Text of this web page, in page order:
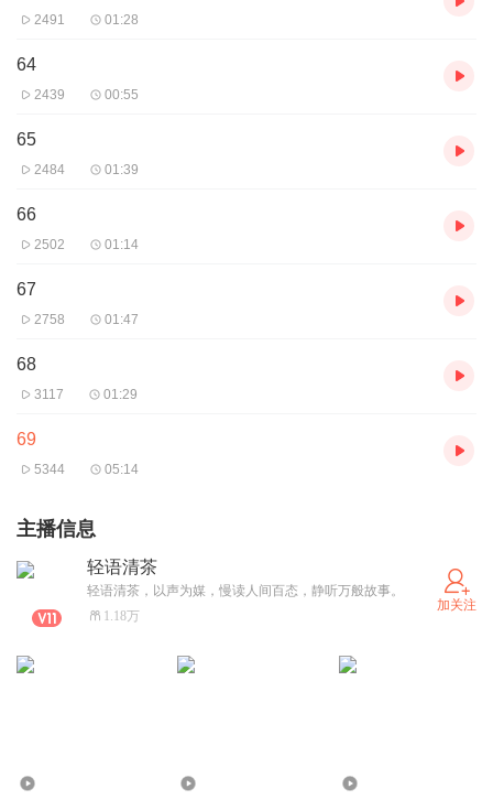
2491 01:28
64
2439 00:55
65
2484 01:39
66
2502 01:14
67
2758 01:47
68
3117 01:29
69
5344 05:14
主播信息
轻语清茶
轻语清茶，以声为媒，慢读人间百态，静听万般故事。
1.18万
加关注